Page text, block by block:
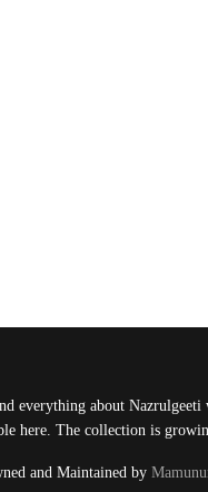
everything about
here. The collection is
and Maintained by